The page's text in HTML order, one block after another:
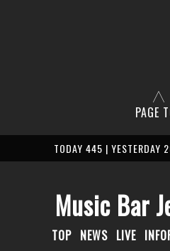
PAGE
TODAY 445 |
Music Bar
TOP NEWS LIVE